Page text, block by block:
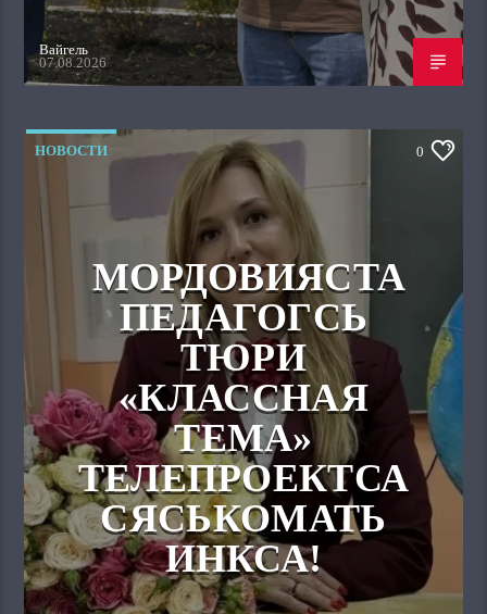
Вайгель
07.08.2026
НОВОСТИ 0
МОРДОВИЯСТА
ПЕДАГОГСЬ
ТЮРИ
«КЛАССНАЯ
ТЕМА»
ТЕЛЕПРОЕКТСА
СЯСЬКОМАТЬ
ИНКСА!